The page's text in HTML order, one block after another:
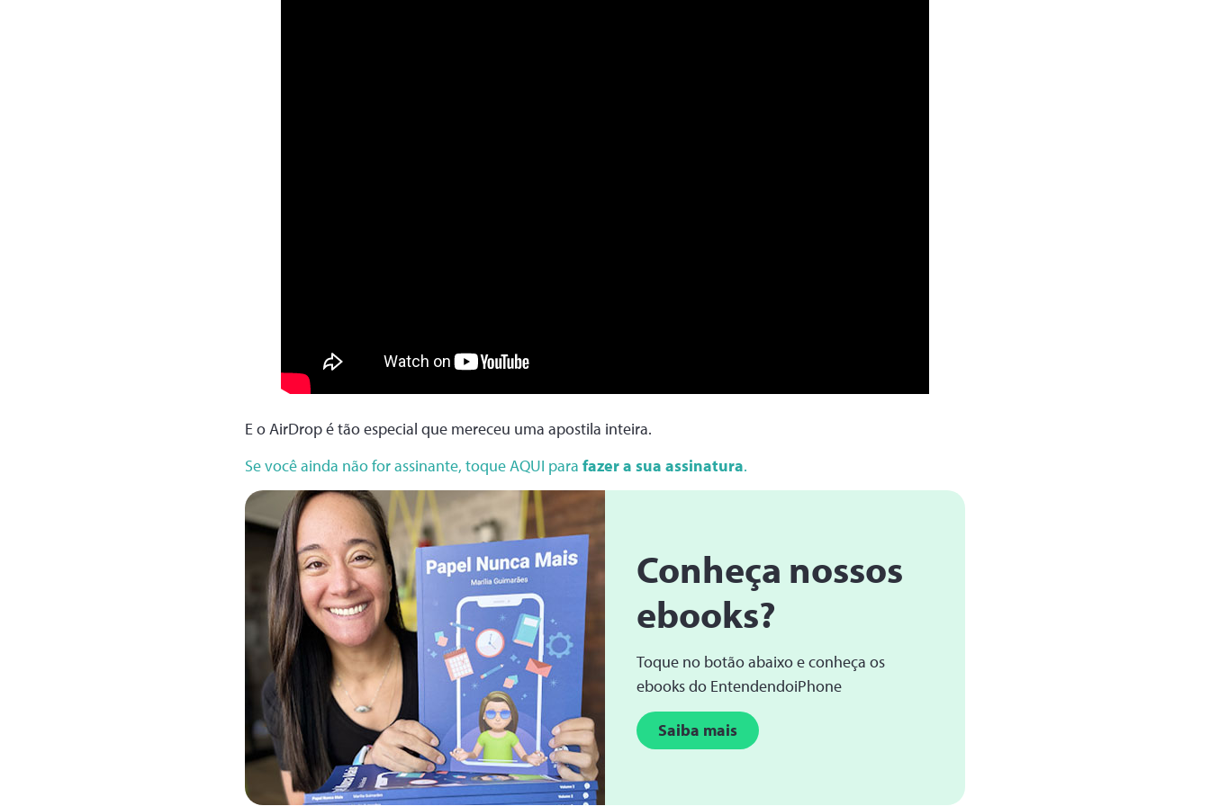
E o AirDrop é tão especial que mereceu uma apostila inteira.
Se você ainda não for assinante, toque AQUI para fazer a sua assinatura.
Conheça nossos
ebooks?
Toque no botão abaixo e conheça os
ebooks do EntendendoiPhone
Saiba mais